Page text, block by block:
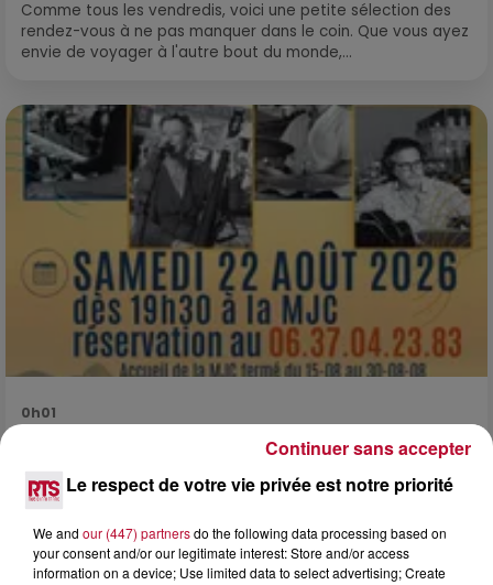
Comme tous les vendredis, voici une petite sélection des
rendez-vous à ne pas manquer dans le coin. Que vous ayez
envie de voyager à l'autre bout du monde,...
0h01
DINER CONCERT À LA MJC DE MARSEILLAN
Le respect de votre vie privée est notre priorité
We and our (447) partnersdo the following data processing based on
your consent and/or our legitimate interest: Store and/or access
information on a device; Use limited data to select advertising; Create
Continuer sans accepter